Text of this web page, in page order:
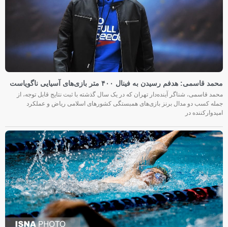
محمد قاسمی: هدفم رسیدن به فینال ۴۰۰ متر بازی‌های آسیایی ناگویاست
محمد قاسمی، شناگر آینده‌دار تهران که در یک سال گذشته با ثبت نتایج قابل توجه، از
جمله کسب دو مدال برنز بازی‌های همبستگی کشورهای اسلامی ریاض و عملکرد
امیدوارکننده در